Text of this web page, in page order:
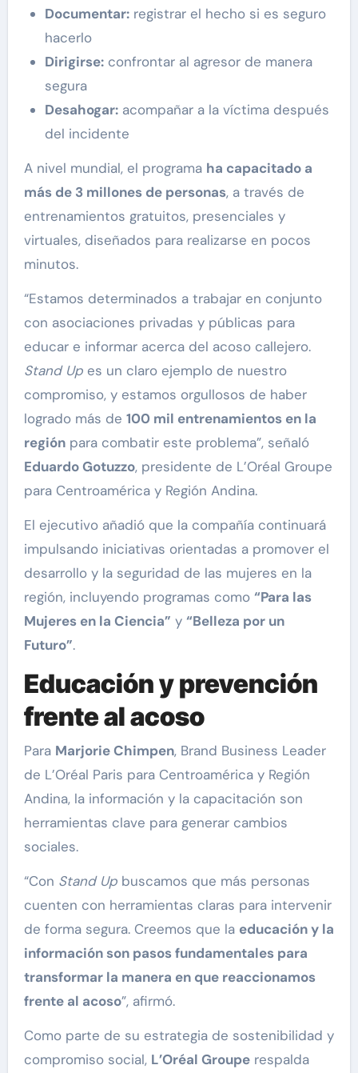
Documentar:registrar el hecho si es seguro
hacerlo
Dirigirse:confrontar al agresor de manera
segura
Desahogar:acompañar a la víctima después
del incidente
A nivel mundial, el programa ha capacitado a
más de 3 millones de personas, a través de
entrenamientos gratuitos, presenciales y
virtuales, diseñados para realizarse en pocos
minutos.
“Estamos determinados a trabajar en conjunto
con asociaciones privadas y públicas para
educar e informar acerca del acoso callejero.
Stand Upes un claro ejemplo de nuestro
compromiso, y estamos orgullosos de haber
logrado más de 100 mil entrenamientos en la
regiónpara combatir este problema”, señaló
Eduardo Gotuzzo, presidente de L’Oréal Groupe
para Centroamérica y Región Andina.
El ejecutivo añadió que la compañía continuará
impulsando iniciativas orientadas a promover el
desarrollo y la seguridad de las mujeres en la
región, incluyendo programas como “Para las
Mujeres en la Ciencia” y “Belleza por un
Futuro”.
Educación y prevención
frente al acoso
Para Marjorie Chimpen, Brand Business Leader
de L’Oréal Paris para Centroamérica y Región
Andina, la información y la capacitación son
herramientas clave para generar cambios
sociales.
“Con Stand Upbuscamos que más personas
cuenten con herramientas claras para intervenir
de forma segura. Creemos que la educación y la
información son pasos fundamentales para
transformar la manera en que reaccionamos
frente al acoso”, afirmó.
Como parte de su estrategia de sostenibilidad y
compromiso social, L’Oréal Grouperespalda